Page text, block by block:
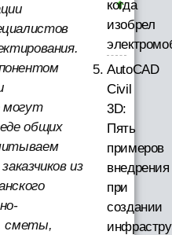
могут
общих
из
сметы,
когда
изобрел
AutoCAD
Civil
3D:
Пять
примеров
внедрения
при
создании